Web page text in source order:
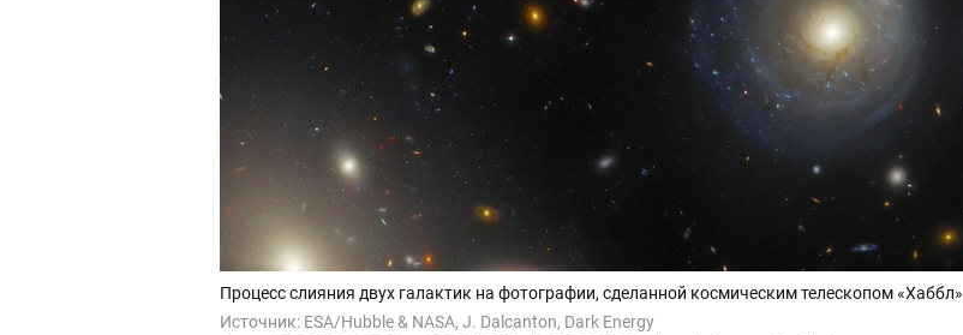
Процесс слияния двух галактик на фотографии, сделанной космическим телескопом «Хаббл»
Источник: ESA/Hubble & NASA, J. Dalcanton, Dark Energy